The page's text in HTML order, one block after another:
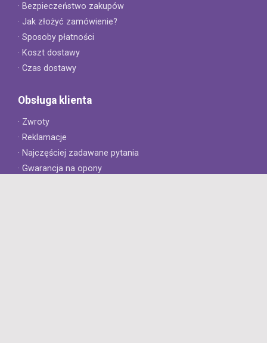
· Bezpieczeństwo zakupów
· Jak złożyć zamówienie?
· Sposoby płatności
· Koszt dostawy
· Czas dostawy
Obsługa klienta
· Zwroty
· Reklamacje
· Najczęściej zadawane pytania
· Gwarancja na opony